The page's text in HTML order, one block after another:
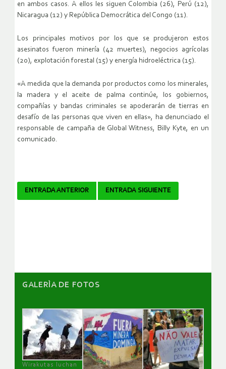
en ambos casos. A ellos les siguen Colombia (26), Perú (12),
Nicaragua (12) y República Democrática del Congo (11).
Los principales motivos por los que se produjeron estos
asesinatos fueron minería (42 muertes), negocios agrícolas
(20), explotación forestal (15) y energía hidroeléctrica (15).
«A medida que la demanda por productos como los minerales,
la madera y el aceite de palma continúe, los gobiernos,
compañías y bandas criminales se apoderarán de tierras en
desafío de las personas que viven en ellas», ha denunciado el
responsable de campaña de Global Witness, Billy Kyte, en un
comunicado.
Navegador
ENTRADA ANTERIOR ENTRADA SIGUIENTE
GALERÌA DE FOTOS
Wirakutas luchan